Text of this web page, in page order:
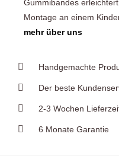
Gummibandes
Montage an einem
mehr über uns
Handgemachte
Der beste
2-3 Wochen
6 Monate Garantie